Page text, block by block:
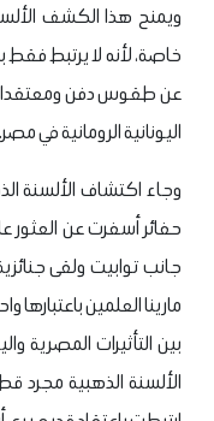
ويمنح هذا الكشف
خاصة، لأنه لا يرتبط
عن طقوس دفن ومعتقدات
اليونانية الرومانية في مصر.
وجاء اكتشاف الألسنة
جانب توابيت ولقى
مارينا العلمين
بين التأثيرات المصرية
الألسنة الذهبية مجرد